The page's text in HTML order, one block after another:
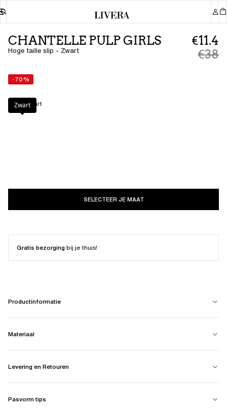
CHANTELLE PULP GIRLS
Hoge taille slip - Zwart
€11.4
€38
-70%
Kleur: Zwart
Zwart
SELECTEER JE MAAT
Gratis bezorgingbij je thuis!
Productinformatie
Materiaal
Levering en Retouren
Pasvorm tips